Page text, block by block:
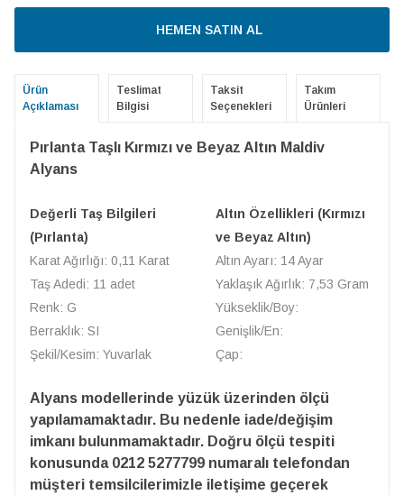
HEMEN SATIN AL
Ürün
Açıklaması
Teslimat
Bilgisi
Taksit
Seçenekleri
Takım
Ürünleri
Pırlanta Taşlı Kırmızı ve Beyaz Altın Maldiv
Alyans
Değerli Taş Bilgileri
(Pırlanta)
Karat Ağırlığı: 0,11 Karat
Taş Adedi: 11 adet
Renk: G
Berraklık: SI
Şekil/Kesim: Yuvarlak
Altın Özellikleri (Kırmızı
ve Beyaz Altın)
Altın Ayarı: 14 Ayar
Yaklaşık Ağırlık: 7,53 Gram
Yükseklik/Boy:
Genişlik/En:
Çap:
Alyans modellerinde yüzük üzerinden ölçü
yapılamamaktadır. Bu nedenle iade/değişim
imkanı bulunmamaktadır. Doğru ölçü tespiti
konusunda 0212 5277799 numaralı telefondan
müşteri temsilcilerimizle iletişime geçerek